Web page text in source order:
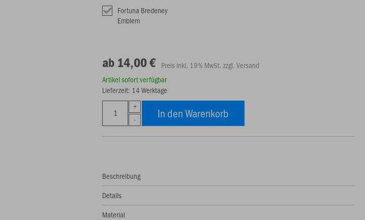
Fortuna Bredeney
Emblem
ab 14,00 € Preis inkl. 19% MwSt. zzgl. Versand
Artikel sofort verfügbar
Lieferzeit: 14 Werktage
In den Warenkorb
Beschreibung
Details
Material